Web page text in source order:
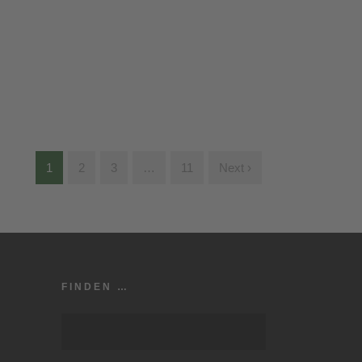
1 2 3 … 11 Next ›
FINDEN …